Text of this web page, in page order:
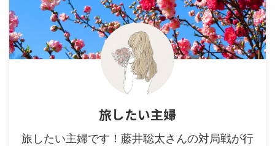
旅したい主婦
旅したい主婦です！藤井聡太さんの対局戦が行